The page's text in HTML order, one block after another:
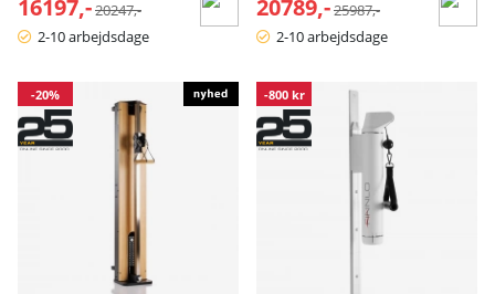
16197,-20247,-
2-10 arbejdsdage
20789,-25987,-
2-10 arbejdsdage
-20% -800 kr